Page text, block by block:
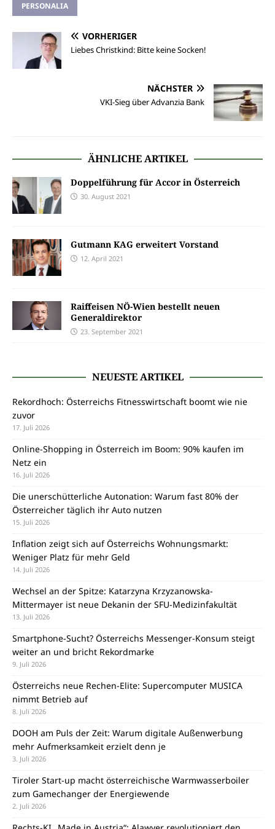
PERSONALIA
VORHERIGER
Liebes Christkind: Bitte keine Socken!
NÄCHSTER
VKI-Sieg über Advanzia Bank
ÄHNLICHE ARTIKEL
Doppelführung für Accor in Österreich
30. August 2021
Gutmann KAG erweitert Vorstand
12. April 2021
Raiffeisen NÖ-Wien bestellt neuen
Generaldirektor
23. September 2021
NEUESTE ARTIKEL
Rekordhoch: Österreichs Fitnesswirtschaft boomt wie nie
zuvor
17. Juli 2026
Online-Shopping in Österreich im Boom: 90% kaufen im
Netz ein
16. Juli 2026
Die unerschütterliche Autonation: Warum fast 80% der
Österreicher täglich ihr Auto nutzen
15. Juli 2026
Inflation zeigt sich auf Österreichs Wohnungsmarkt:
Weniger Platz für mehr Geld
14. Juli 2026
Wechsel an der Spitze: Katarzyna Krzyzanowska-
Mittermayer ist neue Dekanin der SFU-Medizinfakultät
13. Juli 2026
Smartphone-Sucht? Österreichs Messenger-Konsum steigt
weiter an und bricht Rekordmarke
9. Juli 2026
Österreichs neue Rechen-Elite: Supercomputer MUSICA
nimmt Betrieb auf
8. Juli 2026
DOOH am Puls der Zeit: Warum digitale Außenwerbung
mehr Aufmerksamkeit erzielt denn je
3. Juli 2026
Tiroler Start-up macht österreichische Warmwasserboiler
zum Gamechanger der Energiewende
2. Juli 2026